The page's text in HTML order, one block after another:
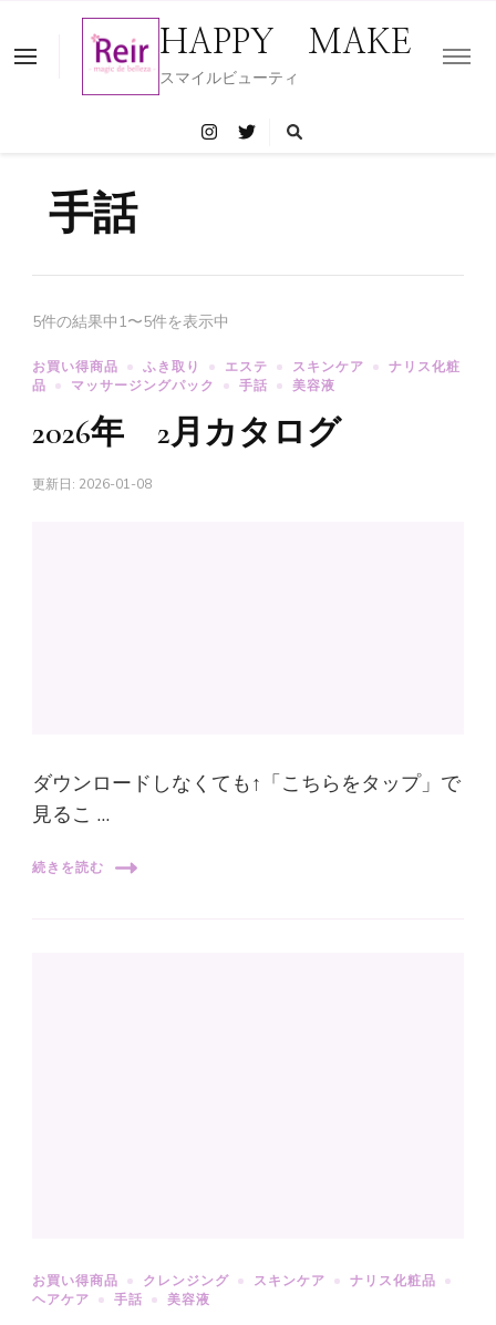
HAPPY MAKE
スマイルビューティ
手話
5件の結果中1〜5件を表示中
お買い得商品 ふき取り エステ スキンケア
ナリス化粧
品
マッサージングパック 手話 美容液
2026年 2月カタログ
更新日: 2026-01-08
ダウンロードしなくても↑「こちらをタップ」で
見るこ …
続きを読む
お買い得商品 クレンジング スキンケア
ナリス化粧品
ヘアケア
手話 美容液